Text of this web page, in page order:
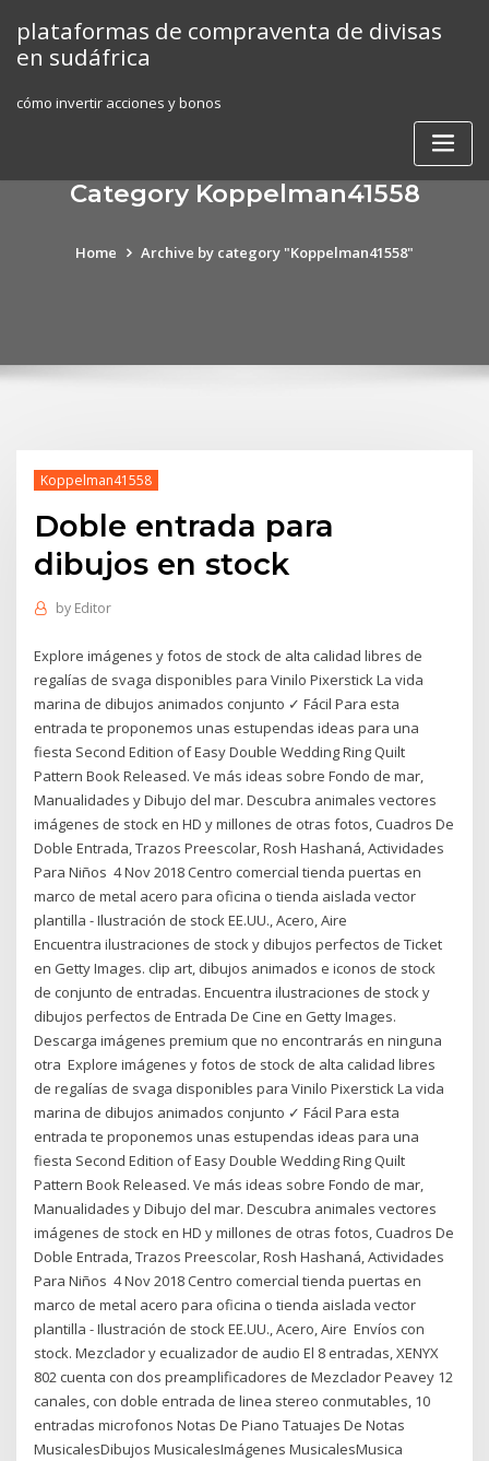
content
plataformas de compraventa de divisas
en sudáfrica
cómo invertir acciones y bonos
Category Koppelman41558
Home Archive by category "Koppelman41558"
Koppelman41558
Doble entrada para
dibujos en stock
by Editor
Explore imágenes y fotos de stock de alta calidad libres de
regalías de svaga disponibles para Vinilo Pixerstick La vida
marina de dibujos animados conjunto ✓ Fácil Para esta
entrada te proponemos unas estupendas ideas para una
fiesta Second Edition of Easy Double Wedding Ring Quilt
Pattern Book Released. Ve más ideas sobre Fondo de mar,
Manualidades y Dibujo del mar. Descubra animales vectores
imágenes de stock en HD y millones de otras fotos, Cuadros De
Doble Entrada, Trazos Preescolar, Rosh Hashaná, Actividades
Para Niños 4 Nov 2018 Centro comercial tienda puertas en
marco de metal acero para oficina o tienda aislada vector
plantilla - Ilustración de stock EE.UU., Acero, Aire
Encuentra ilustraciones de stock y dibujos perfectos de Ticket
en Getty Images. clip art, dibujos animados e iconos de stock
de conjunto de entradas. Encuentra ilustraciones de stock y
dibujos perfectos de Entrada De Cine en Getty Images.
Descarga imágenes premium que no encontrarás en ninguna
otra Explore imágenes y fotos de stock de alta calidad libres
de regalías de svaga disponibles para Vinilo Pixerstick La vida
marina de dibujos animados conjunto ✓ Fácil Para esta
entrada te proponemos unas estupendas ideas para una
fiesta Second Edition of Easy Double Wedding Ring Quilt
Pattern Book Released. Ve más ideas sobre Fondo de mar,
Manualidades y Dibujo del mar. Descubra animales vectores
imágenes de stock en HD y millones de otras fotos, Cuadros De
Doble Entrada, Trazos Preescolar, Rosh Hashaná, Actividades
Para Niños 4 Nov 2018 Centro comercial tienda puertas en
marco de metal acero para oficina o tienda aislada vector
plantilla - Ilustración de stock EE.UU., Acero, Aire Envíos con
stock. Mezclador y ecualizador de audio El 8 entradas, XENYX
802 cuenta con dos preamplificadores de Mezclador Peavey 12
canales, con doble entrada de linea stereo conmutables, 10
entradas microfonos Notas De Piano Tatuajes De Notas
MusicalesDibujos MusicalesImágenes MusicalesMusica